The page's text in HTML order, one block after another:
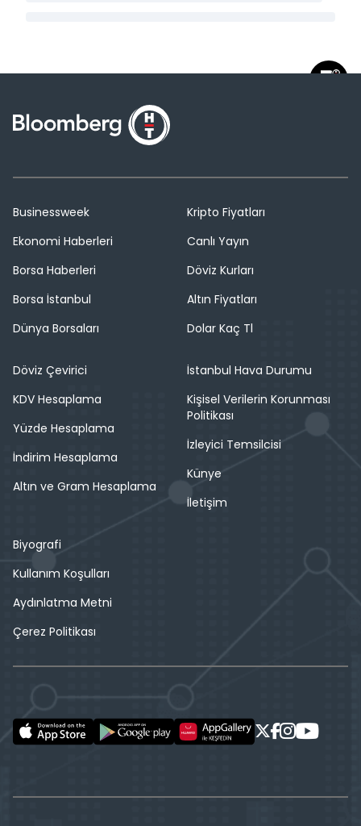
Businessweek
Ekonomi Haberleri
Borsa Haberleri
Borsa İstanbul
Dünya Borsaları
Kripto Fiyatları
Canlı Yayın
Döviz Kurları
Altın Fiyatları
Dolar Kaç Tl
Döviz Çevirici
KDV Hesaplama
Yüzde Hesaplama
İndirim Hesaplama
Altın ve Gram Hesaplama
İstanbul Hava Durumu
Kişisel Verilerin Korunması
Politikası
İzleyici Temsilcisi
Künye
İletişim
Biyografi
Kullanım Koşulları
Aydınlatma Metni
Çerez Politikası